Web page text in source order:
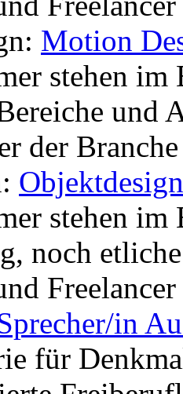
Motion
stehen
und
der
stehen im
noch
in
für